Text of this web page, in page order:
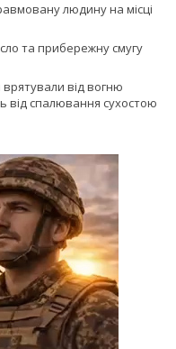
людину на місці
та прибережну смугу
від вогню
від спалювання сухостою